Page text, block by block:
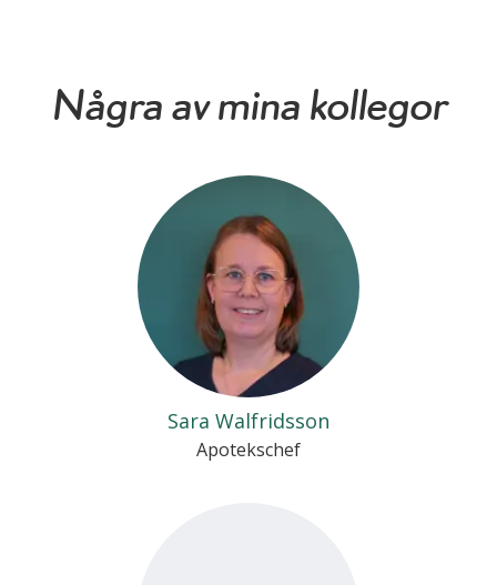
Några av mina kollegor
Sara Walfridsson
Apotekschef